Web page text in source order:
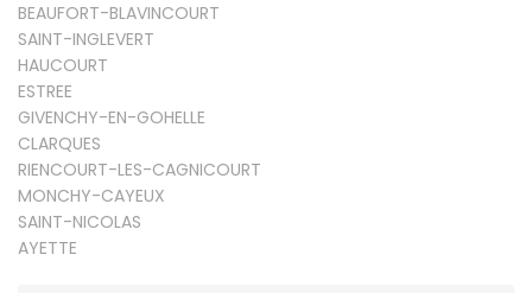
BEAUFORT-BLAVINCOURT
SAINT-INGLEVERT
HAUCOURT
ESTREE
GIVENCHY-EN-GOHELLE
CLARQUES
RIENCOURT-LES-CAGNICOURT
MONCHY-CAYEUX
SAINT-NICOLAS
AYETTE